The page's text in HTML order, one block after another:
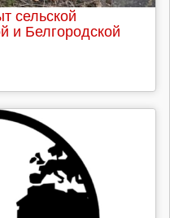
сельской
и Белгородской